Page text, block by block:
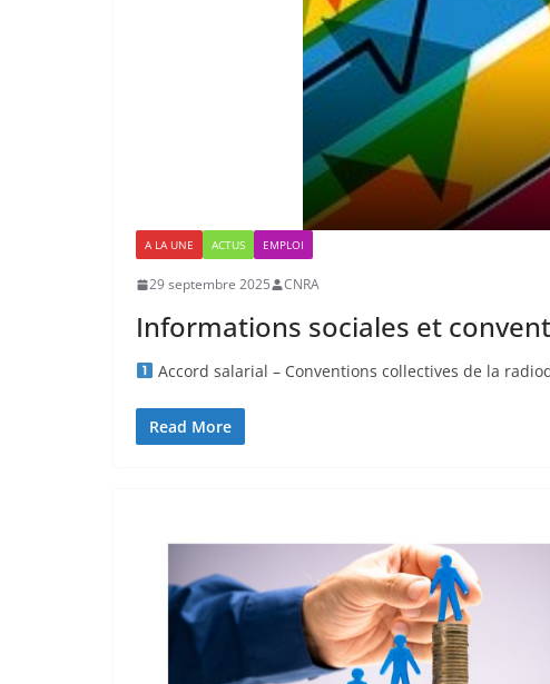
A LA UNE ACTUS EMPLOI
29 septembre 2025 CNRA
Informations sociales et
Accord salarial – Conventions collectives de la
Read More